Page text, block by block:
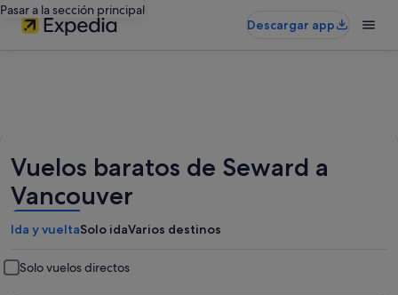
Pasar a la sección principal
Descargar app
Vuelos baratos de Seward a
Vancouver
Ida y vueltaSolo idaVarios destinos
Solo vuelos directos